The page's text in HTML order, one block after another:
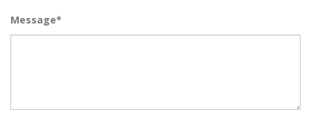
Message*